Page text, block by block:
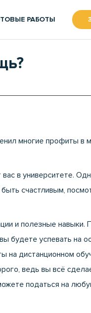
РАБОТЫ
многие профиты в
в университете.
счастливым,
и полезные навыки.
будете успевать на
на дистанционном
, ведь вы всё
податься на